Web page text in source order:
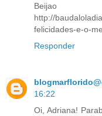
Beijao
http://
felicidades-e-o-
Responder
16:22
Oi, Adriana!